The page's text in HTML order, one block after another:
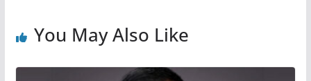
You May Also Like